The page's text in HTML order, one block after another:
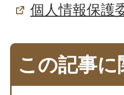
個人情報保護
この記事